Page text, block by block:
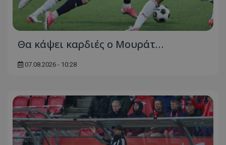
Θα κάψει καρδιές ο Μουράτ…
07.08.2026 - 10:28